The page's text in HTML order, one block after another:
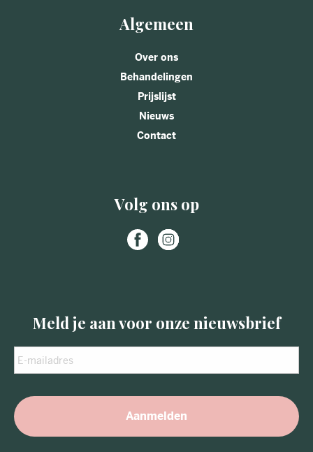
Algemeen
Over ons
Behandelingen
Prijslijst
Nieuws
Contact
Volg ons op
Meld je aan voor onze nieuwsbrief
mailadres